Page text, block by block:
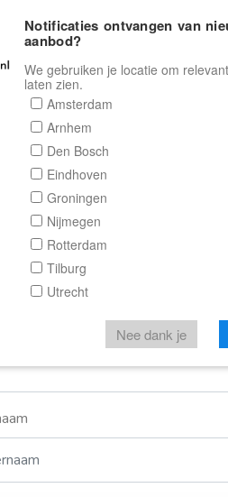
Zoeken
makelaar van de woning.
Notificaties ontvangen van
aanbod?
We gebruiken je locatie om
laten zien.
Amsterdam
Arnhem
Den Bosch
Eindhoven
Groningen
Nijmegen
Rotterdam
Tilburg
Utrecht
Nee dank je